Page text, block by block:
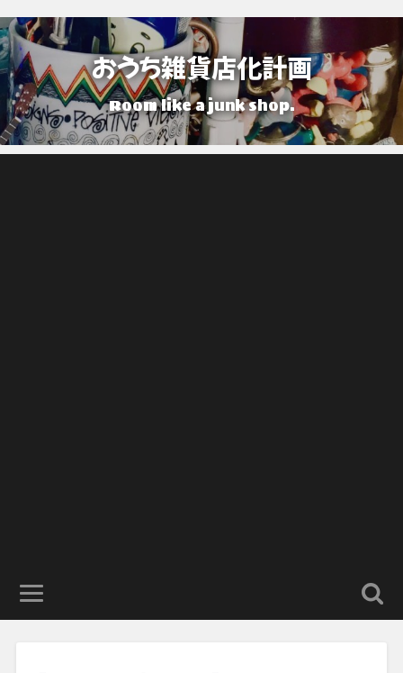
おうち雑貨店化計画
Room like a junk shop.